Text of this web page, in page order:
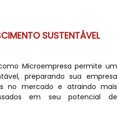
SUSTENTÁVEL
Microempresa permite um
preparando sua empresa
no mercado e atraindo mais
em seu potencial de